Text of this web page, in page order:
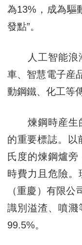
為13%，成為驅
發點”。
人工智能浪潮
車、智慧電子産
動鋼鐵、化工等
煉鋼時産生的
的重要標誌。以
氏度的煉鋼爐旁
時費力且危險。
（重慶）有限公
識別溢渣、噴濺
99.5%。